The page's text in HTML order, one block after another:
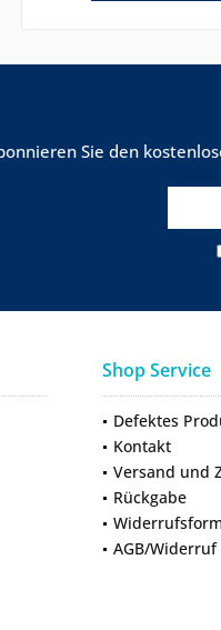
Sie den
Shop Service
Defektes
Kontakt
Versand und
Rückgabe
AGB/Widerruf